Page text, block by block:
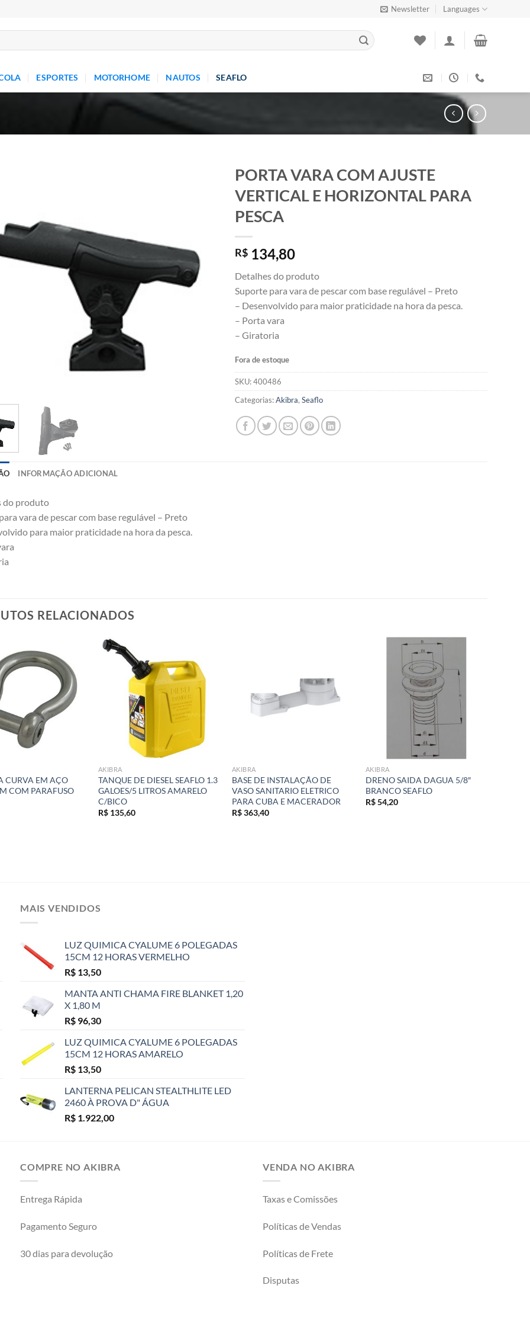
Newsletter Languages
ESPORTES MOTORHOME NAUTOS SEAFLO
PORTA VARA COM AJUSTE
VERTICAL E HORIZONTAL PARA
PESCA
R$ 134,80
Detalhes do produto
Suporte para vara de pescar com base regulável – Preto
– Desenvolvido para maior praticidade na hora da pesca.
– Porta vara
– Giratoria
Fora de estoque
SKU:400486
Categorias:Akibra, Seaflo
INFORMAÇÃO ADICIONAL
do produto
vara de pescar com base regulável – Preto
para maior praticidade na hora da pesca.
RELACIONADOS
Add to
wishlist
CURVA EM AÇO
COM PARAFUSO
Add to
wishlist
AKIBRA
TANQUE DE DIESEL SEAFLO 1.3
GALOES/5 LITROS AMARELO
C/BICO
R$135,60
wishlist
AKIBRA
BASE DE INSTALAÇÃO DE
VASO SANITARIO ELETRICO
PARA CUBA E MACERADOR
R$363,40
Add to
wishlist
AKIBRA
DRENO SAIDA DAGUA 5/8″
BRANCO SEAFLO
R$54,20
MAIS VENDIDOS
LUZ QUIMICA CYALUME 6 POLEGADAS
15CM 12 HORAS VERMELHO
R$ 13,50
MANTA ANTI CHAMA FIRE BLANKET 1,20
X 1,80 M
R$ 96,30
LUZ QUIMICA CYALUME 6 POLEGADAS
15CM 12 HORAS AMARELO
R$ 13,50
LANTERNA PELICAN STEALTHLITE LED
2460 À PROVA D" ÁGUA
R$ 1.922,00
COMPRE NO AKIBRA
Entrega Rápida
Pagamento Seguro
30 dias para devolução
VENDA NO AKIBRA
Taxas e Comissões
Políticas de Vendas
Políticas de Frete
Disputas